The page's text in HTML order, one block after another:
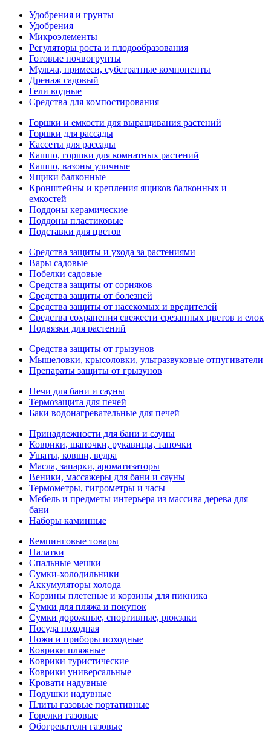
Удобрения и грунты
Удобрения
Микроэлементы
Регуляторы роста и плодообразования
Готовые почвогрунты
Мульча, примеси, субстратные компоненты
Дренаж садовый
Гели водные
Средства для компостирования
Горшки и емкости для выращивания растений
Горшки для рассады
Кассеты для рассады
Кашпо, горшки для комнатных растений
Кашпо, вазоны уличные
Ящики балконные
Кронштейны и крепления ящиков балконных и
емкостей
Поддоны керамические
Поддоны пластиковые
Подставки для цветов
Средства защиты и ухода за растениями
Вары садовые
Побелки садовые
Средства защиты от сорняков
Средства защиты от болезней
Средства защиты от насекомых и вредителей
Средства сохранения свежести срезанных цветов и елок
Подвязки для растений
Средства защиты от грызунов
Мышеловки, крысоловки, ультразвуковые отпугиватели
Препараты защиты от грызунов
Печи для бани и сауны
Термозащита для печей
Баки водонагревательные для печей
Принадлежности для бани и сауны
Коврики, шапочки, рукавицы, тапочки
Ушаты, ковши, ведра
Масла, запарки, ароматизаторы
Веники, массажеры для бани и сауны
Термометры, гигрометры и часы
Мебель и предметы интерьера из массива дерева для
бани
Наборы каминные
Кемпинговые товары
Палатки
Спальные мешки
Сумки-холодильники
Аккумуляторы холода
Корзины плетеные и корзины для пикника
Сумки для пляжа и покупок
Сумки дорожные, спортивные, рюкзаки
Посуда походная
Ножи и приборы походные
Коврики пляжные
Коврики туристические
Коврики универсальные
Кровати надувные
Подушки надувные
Плиты газовые портативные
Горелки газовые
Обогреватели газовые